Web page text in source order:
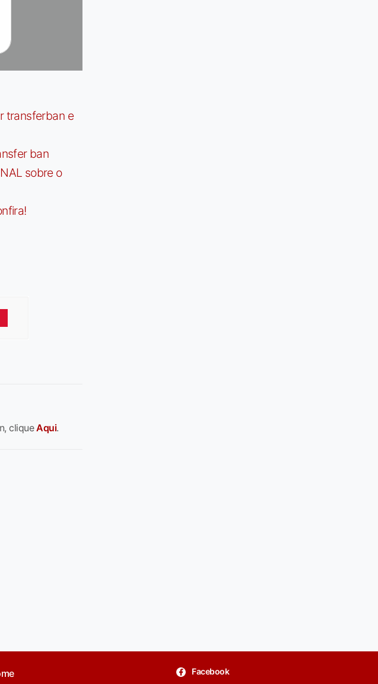
transferban e
ban
sobre o
cliqueAqui.
Facebook